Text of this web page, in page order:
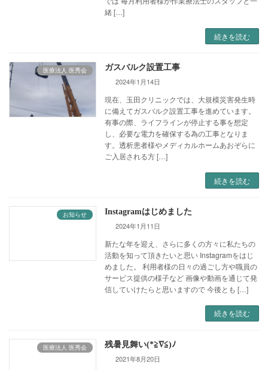
緒 […]
続きを読む
医療法人 医秀会 ガスバルク設置工事
2024年1月14日
現在、玉田クリニックでは、大規模災害発生時
に備えてガスバルク設置工事を進めています。
有事の際、ライフラインが停止する事を想定
し、必要な電力を確保する為の工事となりま
す。透析患者様やメディカルホームあおぞらに
ご入居される方 […]
続きを読む
お知らせ Instagramはじめました
2024年1月11日
新たな年を迎え、さらに多くの方々に私たちの
活動を知って頂きたいと思い Instagramをはじ
めました。 利用者様の日々の過ごし方や職員の
サービス提供の様子など 画像や動画を通じて発
信していけたらと思いますので 今後とも […]
続きを読む
医療法人 医秀会 残暑見舞い(*≧∇≦)ﾉ
2021年8月20日